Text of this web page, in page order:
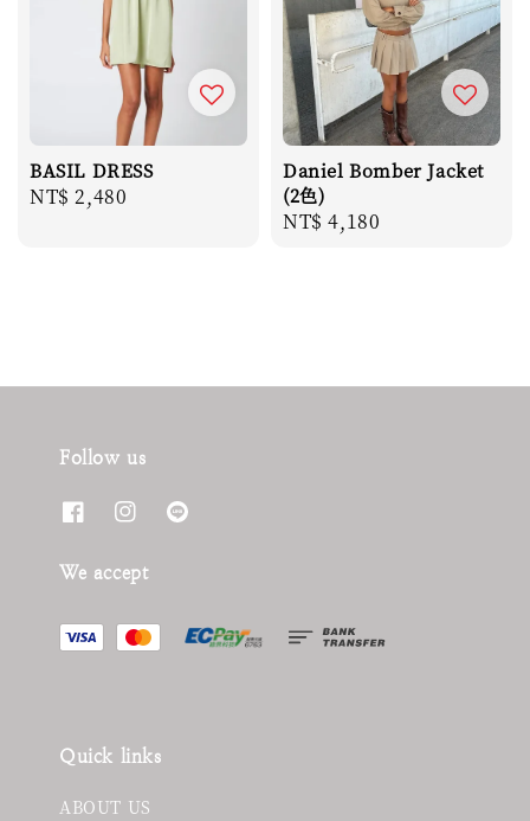
BASIL DRESS
Regular
NT$ 2,480
Daniel Bomber Jacket
(2色)
Regular
NT$ 4,180
Follow us
We accept
Quick links
ABOUT US